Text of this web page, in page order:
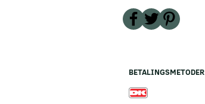
BETALINGSMETODER